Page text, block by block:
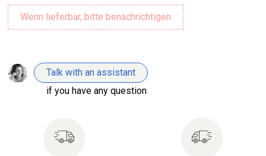
Talk with an assistant
if you have any question